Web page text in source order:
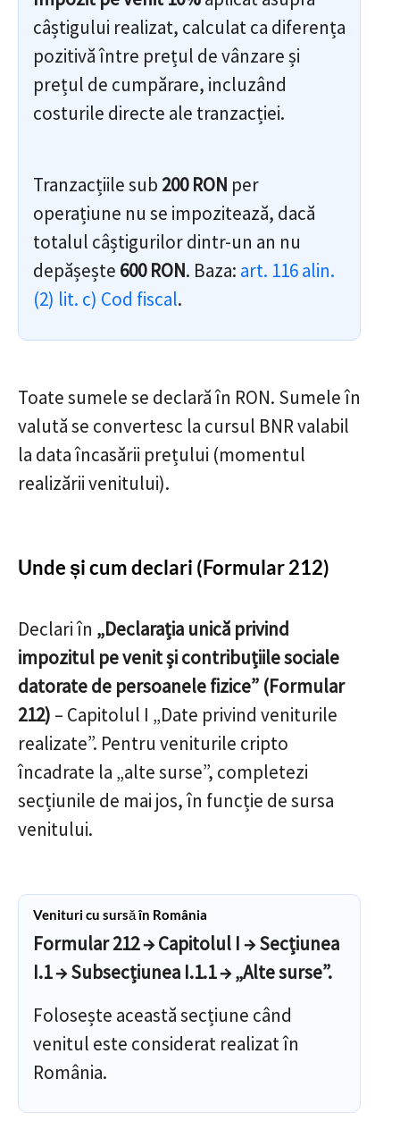
câștigului realizat, calculat ca diferența
pozitivă între prețul de vânzare și
prețul de cumpărare, incluzând
costurile directe ale tranzacției.
Tranzacțiile sub 200 RON per
operațiune nu se impozitează, dacă
totalul câștigurilor dintr-un an nu
depășește 600 RON. Baza: art. 116 alin.
(2) lit. c) Cod fiscal.
Toate sumele se declară în RON. Sumele în
valută se convertesc la cursul BNR valabil
la data încasării prețului (momentul
realizării venitului).
Unde și cum declari (Formular 212)
Declari în „Declarația unică privind
impozitul pe venit și contribuțiile sociale
datorate de persoanele fizice” (Formular
212) – Capitolul I „Date privind veniturile
realizate”. Pentru veniturile cripto
încadrate la „alte surse”, completezi
secțiunile de mai jos, în funcție de sursa
venitului.
Venituri cu sursă în România
Formular 212 → Capitolul I → Secțiunea
I.1 → Subsecțiunea I.1.1 → „Alte surse”.
Folosește această secțiune când
venitul este considerat realizat în
România.